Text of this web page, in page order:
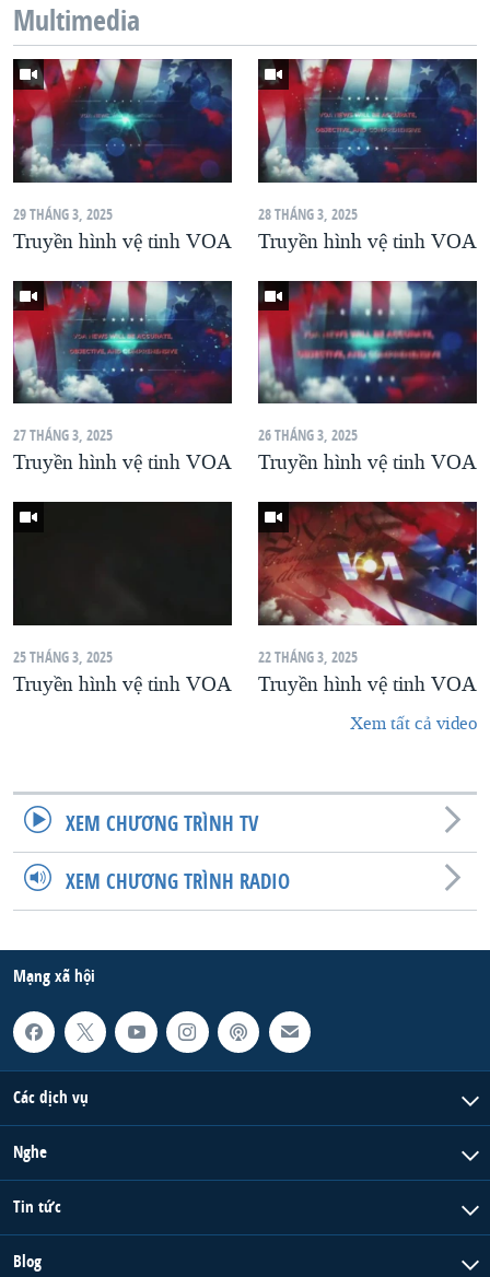
Multimedia
29 THÁNG 3, 2025
Truyền hình vệ tinh VOA
28 THÁNG 3, 2025
Truyền hình vệ tinh VOA
27 THÁNG 3, 2025
Truyền hình vệ tinh VOA
26 THÁNG 3, 2025
Truyền hình vệ tinh VOA
25 THÁNG 3, 2025
Truyền hình vệ tinh VOA
22 THÁNG 3, 2025
Truyền hình vệ tinh VOA
Xem tất cả video
XEM CHƯƠNG TRÌNH TV
XEM CHƯƠNG TRÌNH RADIO
Mạng xã hội
Các dịch vụ
Nghe
Tin tức
Blog